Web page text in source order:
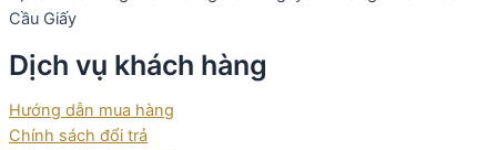
Cầu Giấy
Dịch vụ khách hàng
Hướng dẫn mua hàng
Chính sách đổi trả